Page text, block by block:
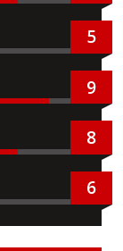
5
9
8
6